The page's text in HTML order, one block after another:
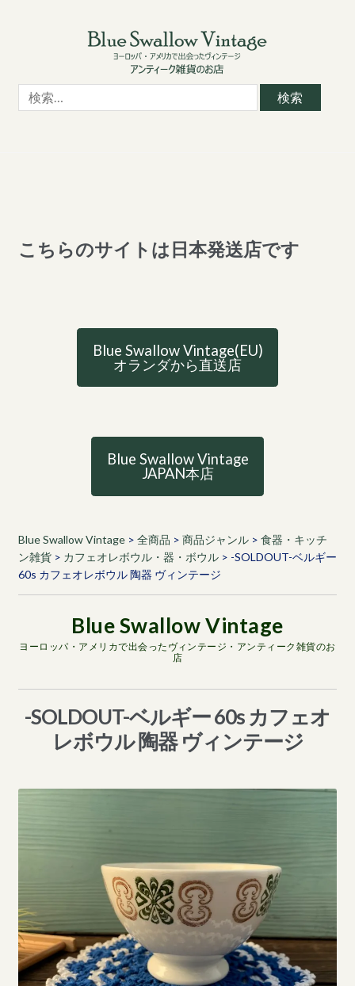
検
索:
こちらのサイトは日本発送店です
Blue Swallow Vintage(EU)
オランダから直送店
Blue Swallow Vintage
JAPAN本店
Blue Swallow Vintage> 全商品 > 商品ジャンル> 食器・キッチ
ン雑貨> カフェオレボウル・器・ボウル> -SOLDOUT-ベルギー
60s カフェオレボウル 陶器 ヴィンテージ
ヨーロッパ・アメリカで出会ったヴィンテージ・アンティーク雑貨のお
店
-SOLDOUT-ベルギー 60s カフェオ
レボウル 陶器 ヴィンテージ